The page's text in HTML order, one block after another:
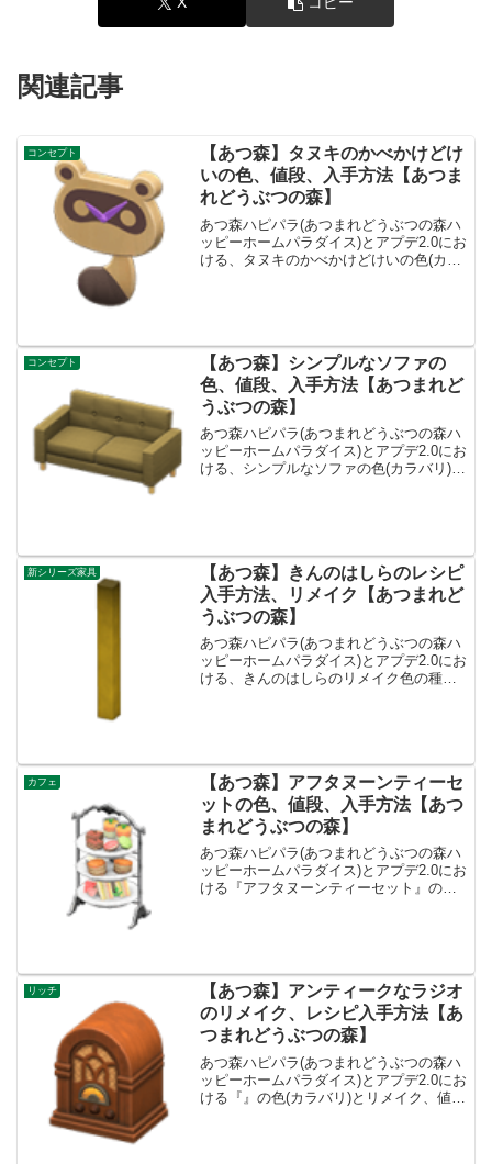
関連記事
コンセプト
【あつ森】タヌキのかべかけどけ
いの色、値段、入手方法【あつま
れどうぶつの森】
あつ森ハピパラ(あつまれどうぶつの森ハ
ッピーホームパラダイス)とアプデ2.0にお
ける、タヌキのかべかけどけいの色(カラ
コンセプト
【あつ森】シンプルなソファの
色、値段、入手方法【あつまれど
うぶつの森】
あつ森ハピパラ(あつまれどうぶつの森ハ
ッピーホームパラダイス)とアプデ2.0にお
ける、シンプルなソファの色(カラバリ)と
新シリーズ家具
【あつ森】きんのはしらのレシピ
入手方法、リメイク【あつまれど
うぶつの森】
あつ森ハピパラ(あつまれどうぶつの森ハ
ッピーホームパラダイス)とアプデ2.0にお
ける、きんのはしらのリメイク色の種類
カフェ
【あつ森】アフタヌーンティーセ
ットの色、値段、入手方法【あつ
まれどうぶつの森】
あつ森ハピパラ(あつまれどうぶつの森ハ
ッピーホームパラダイス)とアプデ2.0にお
ける『アフタヌーンティーセット』の色
リッチ
【あつ森】アンティークなラジオ
のリメイク、レシピ入手方法【あ
つまれどうぶつの森】
あつ森ハピパラ(あつまれどうぶつの森ハ
ッピーホームパラダイス)とアプデ2.0にお
ける『』の色(カラバリ)とリメイク、値